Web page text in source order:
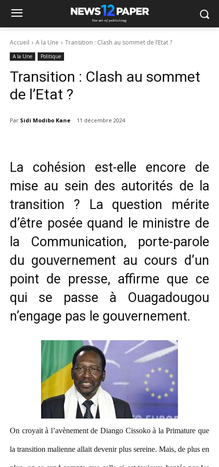
Accueil A la Une Transition : Clash au sommet de l’Etat ?
A la Une Politique
Transition : Clash au sommet
de l’Etat ?
Par Sidi Modibo Kane 11 décembre 2024
La cohésion est-elle encore de
mise au sein des autorités de la
transition ? La question mérite
d’être posée quand le ministre de
la Communication, porte-parole
du gouvernement au cours d’un
point de presse, affirme que ce
qui se passe à Ouagadougou
n’engage pas le gouvernement.
On croyait à l’avènement de Diango Cissoko à la Primature que
la transition malienne allait devenir plus sereine. Mais, de plus en